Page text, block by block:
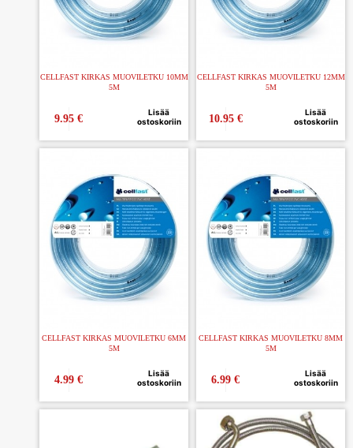
CELLFAST KIRKAS MUOVILETKU 10MM
5M
9.95€
Lisää
ostoskoriin
CELLFAST KIRKAS MUOVILETKU 12MM
5M
10.95 €
Lisää
ostoskoriin
CELLFAST KIRKAS MUOVILETKU 6MM
5M
4.99€
Lisää
ostoskoriin
CELLFAST KIRKAS MUOVILETKU 8MM
5M
6.99€
Lisää
ostoskoriin